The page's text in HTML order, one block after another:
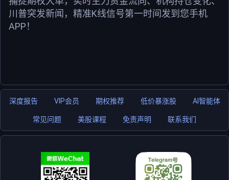
川普突发新闻，精准K线信号第一时间发到您手机
APP！
深度报告 VIP会员 期权推荐 低价暴涨股 AI智能体
常见问题 美股课程 免责声明 联系我们